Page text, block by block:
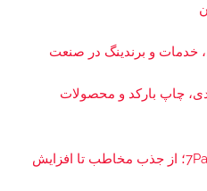
خدمات و برندینگ در صنعت
چاپ بارکد و محصولات
خدمات شبکه‌های اجتماعی 7Panel؛ از جذب مخاطب تا افزایش